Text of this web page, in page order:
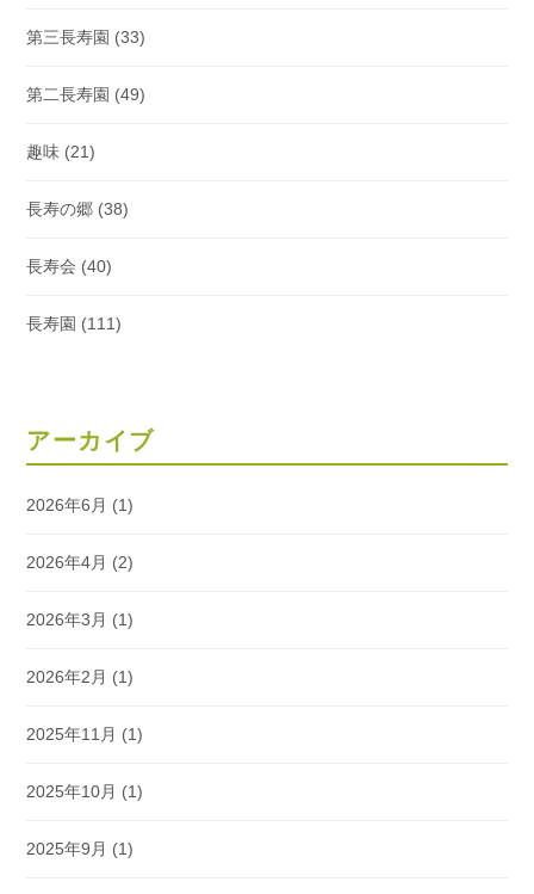
第三長寿園 (33)
第二長寿園 (49)
趣味 (21)
長寿の郷 (38)
長寿会 (40)
長寿園 (111)
アーカイブ
2026年6月 (1)
2026年4月 (2)
2026年3月 (1)
2026年2月 (1)
2025年11月 (1)
2025年10月 (1)
2025年9月 (1)